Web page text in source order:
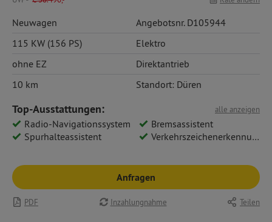
Neuwagen
Angebotsnr. D105944
115 KW (156 PS)
Elektro
ohne EZ
Direktantrieb
10 km
Standort: Düren
alle anzeigen
Top-Ausstattungen:
Radio-Navigationssystem
Bremsassistent
Spurhalteassistent
Verkehrszeichenerkennung
Anfragen
PDF Inzahlungnahme Teilen